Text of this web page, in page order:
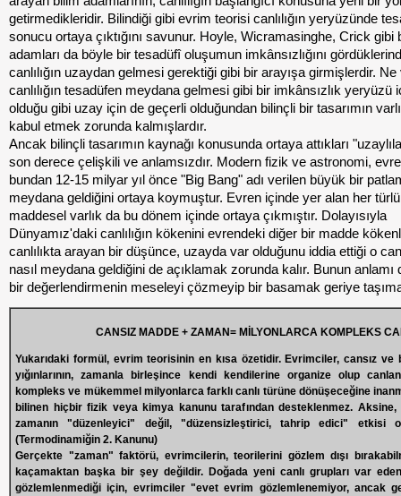
getirmedikleridir. Bilindiği gibi evrim teorisi canlılığın yeryüzünde
sonucu ortaya çıktığını savunur. Hoyle, Wicramasinghe, Crick gibi
adamları da böyle bir tesadüfî oluşumun imkânsızlığını
canlılığın uzaydan gelmesi gerektiği gibi bir arayışa girmişlerdir.
canlılığın tesadüfen meydana gelmesi gibi bir imkânsızlık yeryüzü
olduğu gibi uzay için de geçerli olduğundan bilinçli bir tasarımın
kabul etmek zorunda kalmışlardır.
Ancak bilinçli tasarımın kaynağı konusunda ortaya attıkları
son derece çelişkili ve anlamsızdır. Modern fizik ve astronomi,
bundan 12-15 milyar yıl önce "Big Bang" adı verilen büyük bir
meydana geldiğini ortaya koymuştur. Evren içinde yer alan her türlü
maddesel varlık da bu dönem içinde ortaya çıkmıştır. Dolayısıyla
Dünyamız'daki canlılığın kökenini evrendeki diğer bir madde
canlılıkta arayan bir düşünce, uzayda var olduğunu iddia ettiği o
nasıl meydana geldiğini de açıklamak zorunda kalır. Bunun anlamı
bir değerlendirmenin meseleyi çözmeyip bir basamak geriye
CANSIZ MADDE + ZAMAN= MİLYONLARCA KOMPLEKS
Yukarıdaki formül, evrim teorisinin en kısa özetidir. Evrimciler, cansız
yığınlarının, zamanla birleşince kendi kendilerine organize olup
kompleks ve mükemmel milyonlarca farklı canlı türüne dönüşeceğine
bilinen hiçbir fizik veya kimya kanunu tarafından desteklenmez.
zamanın "düzenleyici" değil, "düzensizleştirici, tahrip edici" etkisi
(Termodinamiğin 2. Kanunu)
Gerçekte "zaman" faktörü, evrimcilerin, teorilerini gözlem dışı
kaçamaktan başka bir şey değildir. Doğada yeni canlı grupları var
gözlemlenmediği için, evrimciler "evet evrim gözlemlenemiyor, ancak